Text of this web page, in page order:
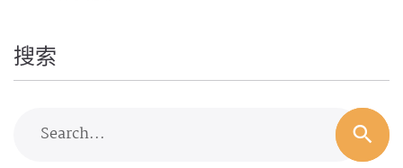
搜索
Search...